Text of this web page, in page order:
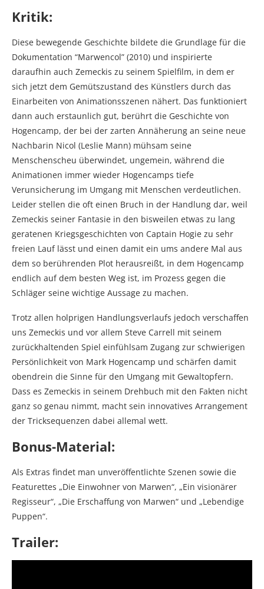
Kritik:
Diese bewegende Geschichte bildete die Grundlage für die
Dokumentation “Marwencol” (2010) und inspirierte
daraufhin auch Zemeckis zu seinem Spielfilm, in dem er
sich jetzt dem Gemütszustand des Künstlers durch das
Einarbeiten von Animationsszenen nähert. Das funktioniert
dann auch erstaunlich gut, berührt die Geschichte von
Hogencamp, der bei der zarten Annäherung an seine neue
Nachbarin Nicol (Leslie Mann) mühsam seine
Menschenscheu überwindet, ungemein, während die
Animationen immer wieder Hogencamps tiefe
Verunsicherung im Umgang mit Menschen verdeutlichen.
Leider stellen die oft einen Bruch in der Handlung dar, weil
Zemeckis seiner Fantasie in den bisweilen etwas zu lang
geratenen Kriegsgeschichten von Captain Hogie zu sehr
freien Lauf lässt und einen damit ein ums andere Mal aus
dem so berührenden Plot herausreißt, in dem Hogencamp
endlich auf dem besten Weg ist, im Prozess gegen die
Schläger seine wichtige Aussage zu machen.
Trotz allen holprigen Handlungsverlaufs jedoch verschaffen
uns Zemeckis und vor allem Steve Carrell mit seinem
zurückhaltenden Spiel einfühlsam Zugang zur schwierigen
Persönlichkeit von Mark Hogencamp und schärfen damit
obendrein die Sinne für den Umgang mit Gewaltopfern.
Dass es Zemeckis in seinem Drehbuch mit den Fakten nicht
ganz so genau nimmt, macht sein innovatives Arrangement
der Tricksequenzen dabei allemal wett.
Bonus-Material:
Als Extras findet man unveröffentlichte Szenen sowie die
Featurettes „Die Einwohner von Marwen“, „Ein visionärer
Regisseur“, „Die Erschaffung von Marwen“ und „Lebendige
Puppen“.
Trailer: